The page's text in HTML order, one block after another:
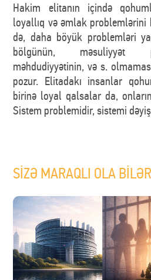
Hakim elitanın içində
loyallıq və əmlak
də, daha böyük problemləri
bölgünün, məsuliyyət
məhdudiyyətinin, və s.
pozur. Elitadakı insanlar
birinə loyal qalsalar da,
Sistem problemidir, sistemi
SİZƏ MARAQLI OLA BİLƏR